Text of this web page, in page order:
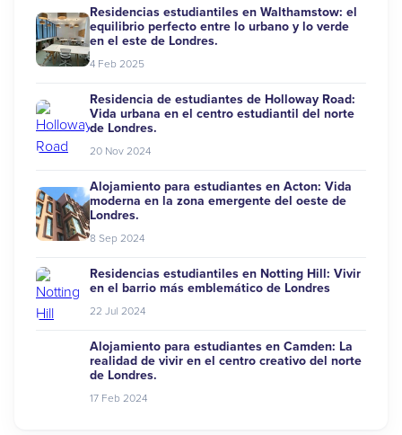
Residencias estudiantiles en Walthamstow: el
equilibrio perfecto entre lo urbano y lo verde
en el este de Londres.
4 Feb 2025
Residencia de estudiantes de Holloway Road:
Vida urbana en el centro estudiantil del norte
de Londres.
20 Nov 2024
Alojamiento para estudiantes en Acton: Vida
moderna en la zona emergente del oeste de
Londres.
8 Sep 2024
Residencias estudiantiles en Notting Hill: Vivir
en el barrio más emblemático de Londres
22 Jul 2024
Alojamiento para estudiantes en Camden: La
realidad de vivir en el centro creativo del norte
de Londres.
17 Feb 2024